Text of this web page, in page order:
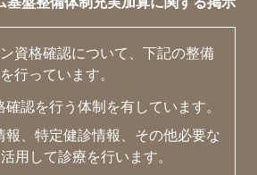
資格確認について、下記の整備
を行っています。
認を行う体制を有しています。
報、特定健診情報、その他必要な
用して診療を行います。